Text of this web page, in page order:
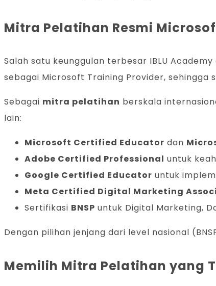
Mitra Pelatihan Resmi
Salah satu keunggulan terbesar IBLU
sebagai Microsoft Training Provider,
Sebagai mitra pelatihan berskala
lain:
Microsoft Certified Educator dan
Adobe Certified Professional untuk
Google Certified Educator untuk
Meta Certified Digital Marketing
Sertifikasi BNSP untuk Digital Marketing,
Dengan pilihan jenjang dari level nasional
Memilih Mitra Pelatihan yang